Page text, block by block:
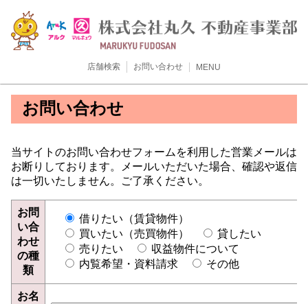
店舗検索 お問い合わせ MENU
お問い合わせ
当サイトのお問い合わせフォームを利用した営業メールは
お断りしております。メールいただいた場合、確認や返信
は一切いたしません。ご了承ください。
お問
い合
わせ
の種
類
借りたい（賃貸物件）
買いたい（売買物件）
貸したい
売りたい
収益物件について
内覧希望・資料請求
その他
お名